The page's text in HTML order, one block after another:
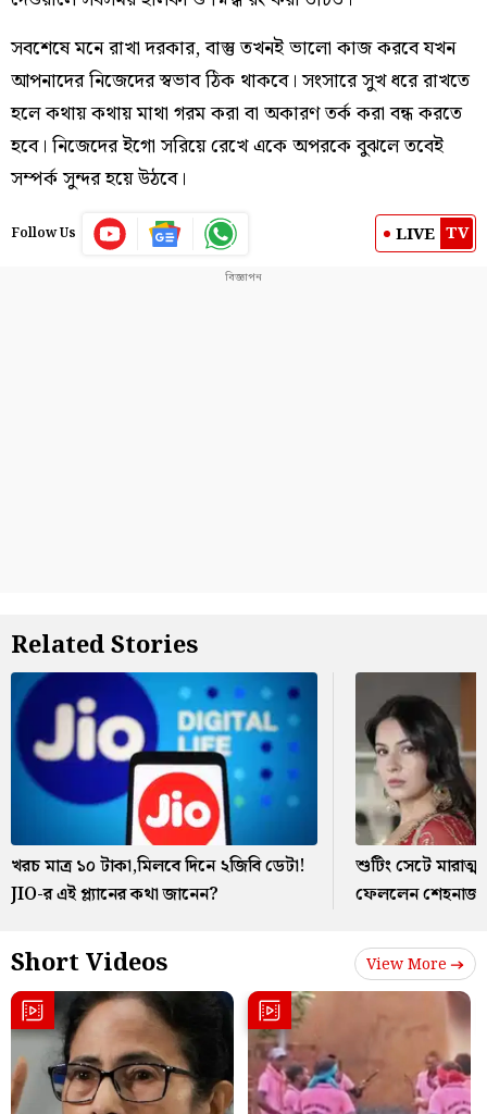
সবশেষে মনে রাখা দরকার, বাস্তু তখনই ভালো কাজ করবে যখন
আপনাদের নিজেদের স্বভাব ঠিক থাকবে। সংসারে সুখ ধরে রাখতে
হলে কথায় কথায় মাথা গরম করা বা অকারণ তর্ক করা বন্ধ করতে
হবে। নিজেদের ইগো সরিয়ে রেখে একে অপরকে বুঝলে তবেই
সম্পর্ক সুন্দর হয়ে উঠবে।
Follow Us LIVE TV
Related Stories
খরচ মাত্র ১০ টাকা,মিলবে দিনে ২জিবি ডেটা!
JIO-র এই প্ল্যানের কথা জানেন?
শুটিং সেটে
ফেললেন শেহনাজ
Short Videos View More